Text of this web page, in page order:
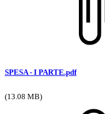
SPESA - I PARTE.pdf
(13.08 MB)